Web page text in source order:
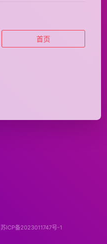
首页
苏ICP备2023011747号-1